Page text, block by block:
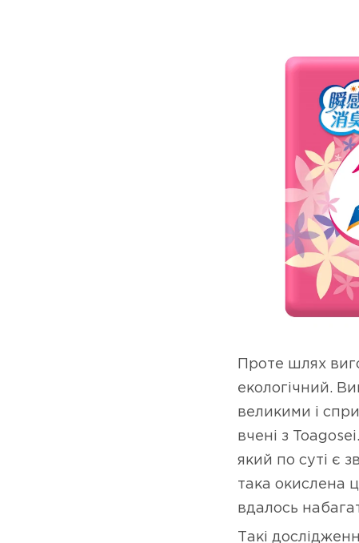
Проте шлях
екологічний.
великими і
вчені з
який по суті є
така окислена
вдалось
Такі